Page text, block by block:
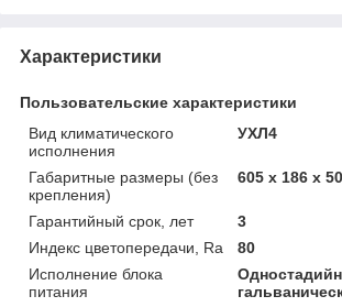
Характеристики
Пользовательские характеристики
Вид климатического
исполнения
УХЛ4
Габаритные размеры (без
крепления)
605 x 186 x 50
Гарантийный срок, лет
3
Индекс цветопередачи, Ra
80
Исполнение блока
питания